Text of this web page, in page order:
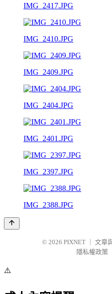
IMG_2417.JPG
IMG_2410.JPG
IMG_2409.JPG
IMG_2404.JPG
IMG_2401.JPG
IMG_2397.JPG
IMG_2388.JPG
© 2026 PIXNET
文章
隱私權政策
⚠️